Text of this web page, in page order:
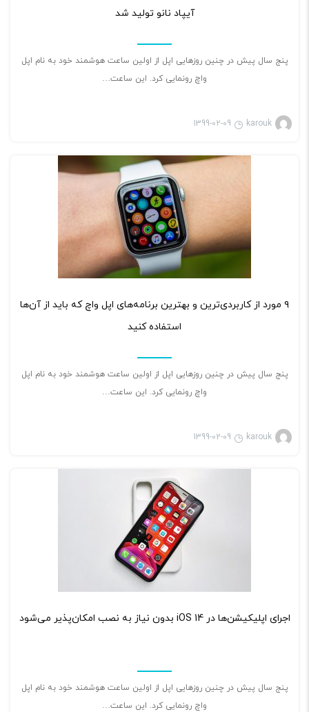
استفاده از آن‌ها را عنوان کنیم.
آیپاد نانو تولید شد
پنج سال پیش در چنین روزهایی اپل از اولین ساعت هوشمند خود به نام اپل
واچ رونمایی کرد. این ساعت…
karouk
1399-02-09
۹ مورد از کاربردی‌ترین و بهترین برنامه‌های اپل واچ که باید از آن‌ها
استفاده کنید
پنج سال پیش در چنین روزهایی اپل از اولین ساعت هوشمند خود به نام اپل
واچ رونمایی کرد. این ساعت…
karouk
1399-02-09
اجرای اپلیکیشن‌ها در iOS 14 بدون نیاز به نصب امکان‌پذیر می‌شود
پنج سال پیش در چنین روزهایی اپل از اولین ساعت هوشمند خود به نام اپل
واچ رونمایی کرد. این ساعت…